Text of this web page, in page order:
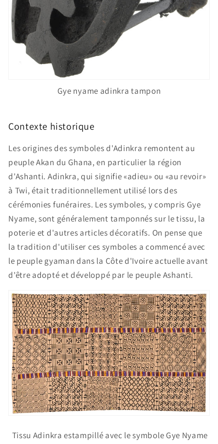
Gye nyame adinkra tampon
Contexte historique
Les origines des symboles d'Adinkra remontent au
peuple Akan du Ghana, en particulier la région
d'Ashanti. Adinkra, qui signifie «adieu» ou «au revoir»
à Twi, était traditionnellement utilisé lors des
cérémonies funéraires. Les symboles, y compris Gye
Nyame, sont généralement tamponnés sur le tissu, la
poterie et d'autres articles décoratifs. On pense que
la tradition d'utiliser ces symboles a commencé avec
le peuple gyaman dans la Côte d'Ivoire actuelle avant
d'être adopté et développé par le peuple Ashanti.
Tissu Adinkra estampillé avec le symbole Gye Nyame